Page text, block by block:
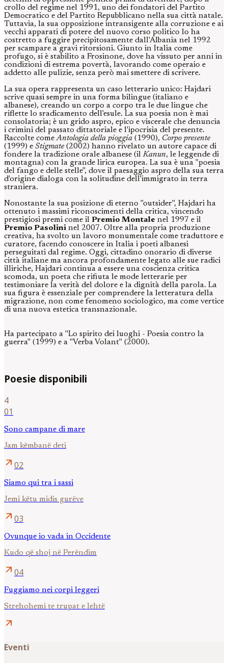
crollo del regime nel 1991, uno dei fondatori del Partito
Democratico e del Partito Repubblicano nella sua città natale.
Tuttavia, la sua opposizione intransigente alla corruzione e ai
vecchi apparati di potere del nuovo corso politico lo ha
costretto a fuggire precipitosamente dall'Albania nel 1992
per scampare a gravi ritorsioni. Giunto in Italia come
profugo, si è stabilito a Frosinone, dove ha vissuto per anni in
condizioni di estrema povertà, lavorando come operaio e
addetto alle pulizie, senza però mai smettere di scrivere.
La sua opera rappresenta un caso letterario unico: Hajdari
scrive quasi sempre in una forma bilingue (italiano e
albanese), creando un corpo a corpo tra le due lingue che
riflette lo sradicamento dell'esule. La sua poesia non è mai
consolatoria; è un grido aspro, epico e viscerale che denuncia
i crimini del passato dittatoriale e l'ipocrisia del presente.
Raccolte comeAntologia della pioggia (1990), Corpo presente
(1999) e Stigmate(2002) hanno rivelato un autore capace di
fondere la tradizione orale albanese (il Kanun, le leggende di
montagna) con la grande lirica europea. La sua è una "poesia
del fango e delle stelle", dove il paesaggio aspro della sua terra
d'origine dialoga con la solitudine dell'immigrato in terra
straniera.
Nonostante la sua posizione di eterno "outsider", Hajdari ha
ottenuto i massimi riconoscimenti della critica, vincendo
prestigiosi premi come il Premio Montale nel 1997 e il
Premio Pasolini nel 2007. Oltre alla propria produzione
creativa, ha svolto un lavoro monumentale come traduttore e
curatore, facendo conoscere in Italia i poeti albanesi
perseguitati dal regime. Oggi, cittadino onorario di diverse
città italiane ma ancora profondamente legato alle sue radici
illiriche, Hajdari continua a essere una coscienza critica
scomoda, un poeta che rifiuta le mode letterarie per
testimoniare la verità del dolore e la dignità della parola. La
sua figura è essenziale per comprendere la letteratura della
migrazione, non come fenomeno sociologico, ma come vertice
di una nuova estetica transnazionale.
Ha partecipato a "Lo spirito dei luoghi - Poesia contro la
guerra" (1999) e a "Verba Volant" (2000).
Poesie disponibili
4
01
Sono campane di mare
Jam këmbanë deti
arrow_outward 02
Siamo qui tra i sassi
Jemi këtu midis gurëve
arrow_outward 03
Ovunque io vada in Occidente
Kudo që shoj në Perëndim
arrow_outward 04
Fuggiamo nei corpi leggeri
Strehohemi te trupat e lehtë
arrow_outward
Eventi